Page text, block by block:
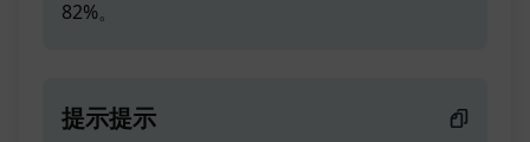
82%。
提示提示